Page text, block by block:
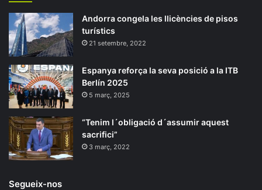
Andorra congela les llicències de pisos
turístics
21 setembre, 2022
Espanya reforça la seva posició a la ITB
Berlín 2025
5 març, 2025
“Tenim l´obligació d´assumir aquest
sacrifici”
3 març, 2022
Segueix-nos